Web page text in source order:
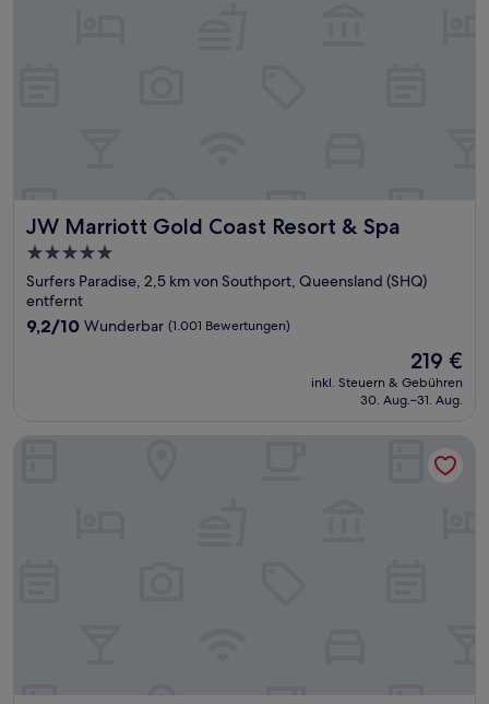
JW Marriott Gold Coast Resort & Spa
JW Marriott Gold Coast Resort & Spa
5.0-
Sterne-
Unterkunft
Surfers Paradise, 2,5 km von Southport, Queensland (SHQ)
entfernt
9.2
9,2/10 Wunderbar (1.001 Bewertungen)
Der
Preis
beträgt
219 €
inkl. Steuern & Gebühren
30. Aug.–31. Aug.
Jadran Motel & El Jays Holiday Lodge